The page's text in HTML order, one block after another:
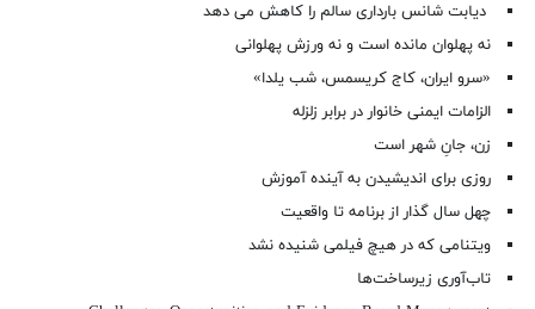
دیابت شانس بارداری سالم را کاهش می دهد
نه پهلوان مانده است و نه ورزش پهلوانی
«سرو ایران، کاج کریسمس، شب یلدا»
الزامات ایمنی خانوار در برابر زلزله
زن، جانِ شهر است
روزی برای اندیشیدن به آینده آموزش
چهل سال گذار از برنامه تا واقعیت
ویتنامی که در هیچ فیلمی شنیده نشد
تاب‌آوری زیرساخت‌ها